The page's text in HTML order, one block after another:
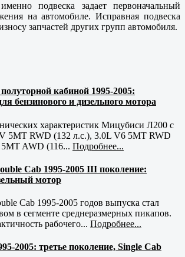
подвеска задает первоначальный
на автомобиле. Исправная подвеска
запчастей других групп автомобиля.
кабиной 1995-2005:
бензинового и дизельного мотора
характеристик Мицубиси Л200 с
5MT RWD (132 л.с.), 3.0L V6 5MT RWD
AWD (116... Подробнее...
Cab 1995-2005 III поколение:
мотор
Cab 1995-2005 годов выпуска стал
в сегменте среднеразмерных пикапов.
рабочего... Подробнее...
2005: третье поколение, Single Cab